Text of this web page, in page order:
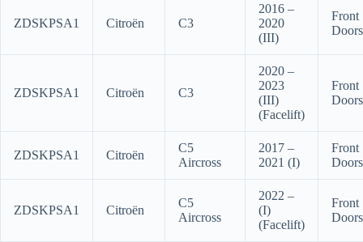
ZDSKPSA1 Citroën C3
2016 –
2020
(III)
Front
Doors
ZDSKPSA1 Citroën C3
2020 –
2023
(III)
(Facelift)
Front
Doors
ZDSKPSA1 Citroën
C5
Aircross
2017 –
2021 (I)
Front
Doors
ZDSKPSA1 Citroën
C5
Aircross
2022 –
(I)
(Facelift)
Front
Doors